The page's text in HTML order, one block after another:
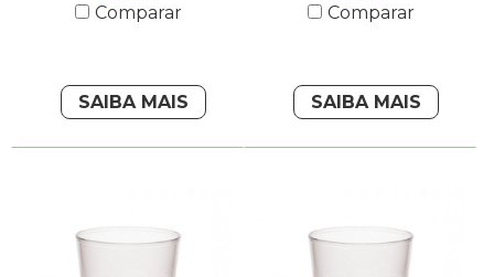
Comparar
SAIBA MAIS
Comparar
SAIBA MAIS